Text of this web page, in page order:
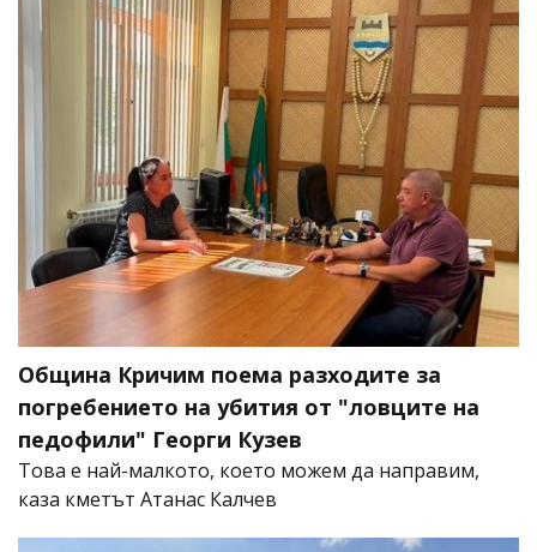
Община Кричим поема разходите за
погребението на убития от "ловците на
педофили" Георги Кузев
Това е най-малкото, което можем да направим,
каза кметът Атанас Калчев